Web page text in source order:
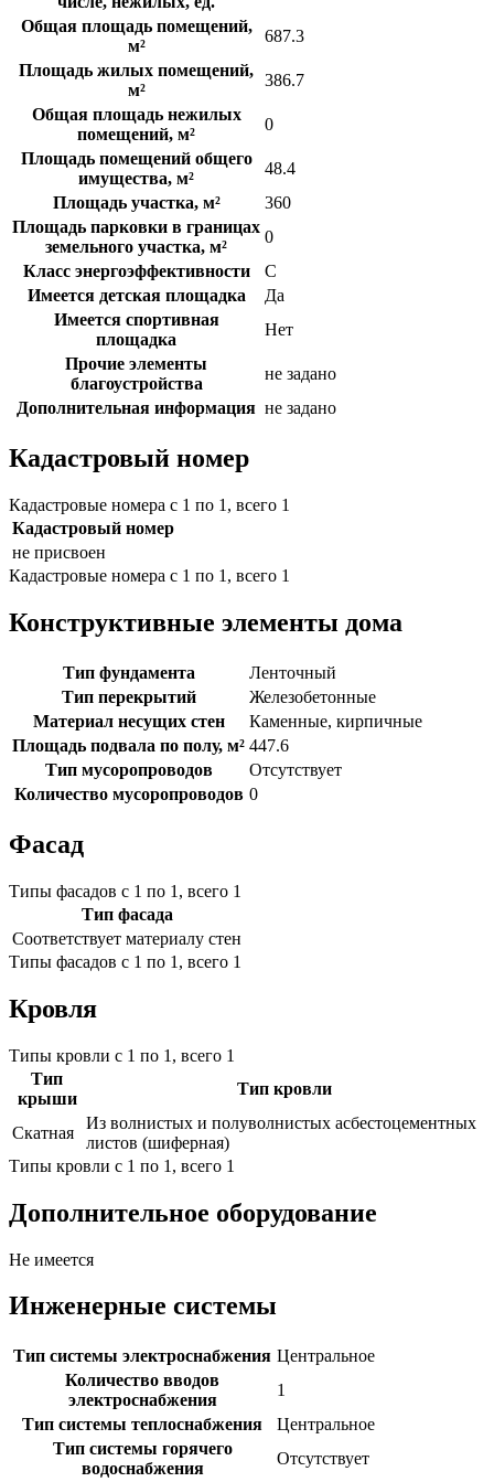
Общая площадь помещений,
м²
687.3
Площадь жилых помещений,
м²
386.7
Общая площадь нежилых
помещений, м²
0
Площадь помещений общего
имущества, м²
48.4
Площадь участка, м²
360
Площадь парковки в границах
земельного участка, м²
0
Класс энергоэффективности
C
Имеется детская площадка
Да
Имеется спортивная
площадка
Нет
Прочие элементы
благоустройства
не задано
Дополнительная информация не задано
Кадастровый номер
Кадастровые номера с 1 по 1, всего 1
Кадастровый номер
не присвоен
Кадастровые номера с 1 по 1, всего 1
Конструктивные элементы дома
Тип фундамента
Ленточный
Тип перекрытий
Железобетонные
Материал несущих стен
Каменные, кирпичные
Площадь подвала по полу, м² 447.6
Тип мусоропроводов
Отсутствует
Количество мусоропроводов 0
Фасад
Типы фасадов с 1 по 1, всего 1
Тип фасада
Соответствует материалу стен
Типы фасадов с 1 по 1, всего 1
Кровля
Типы кровли с 1 по 1, всего 1
Тип
крыши
Тип кровли
Скатная
Из волнистых и полуволнистых асбестоцементных
листов (шиферная)
Типы кровли с 1 по 1, всего 1
Дополнительное оборудование
Не имеется
Инженерные системы
Тип системы электроснабжения Центральное
Количество вводов
электроснабжения
1
Тип системы теплоснабжения
Центральное
Тип системы горячего
водоснабжения
Отсутствует